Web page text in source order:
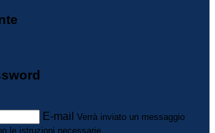
E-mail Verrà inviato un messaggio
le istruzioni necessarie.